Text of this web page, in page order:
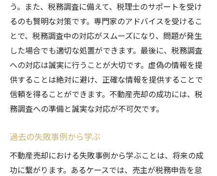
う。また、税務調査に備えて、税理士のサポートを受け
るのも賢明な対策です。専門家のアドバイスを受けるこ
とで、税務調査中の対応がスムーズになり、問題が発生
した場合でも適切な処置ができます。最後に、税務調査
への対応は誠実に行うことが大切です。虚偽の情報を提
供することは絶対に避け、正確な情報を提供することで
信頼を得ることができます。不動産売却の成功には、税
務調査への準備と誠実な対応が不可欠です。
過去の失敗事例から学ぶ
不動産売却における失敗事例から学ぶことは、将来の成
功に繋がります。あるケースでは、売主が税務申告を怠